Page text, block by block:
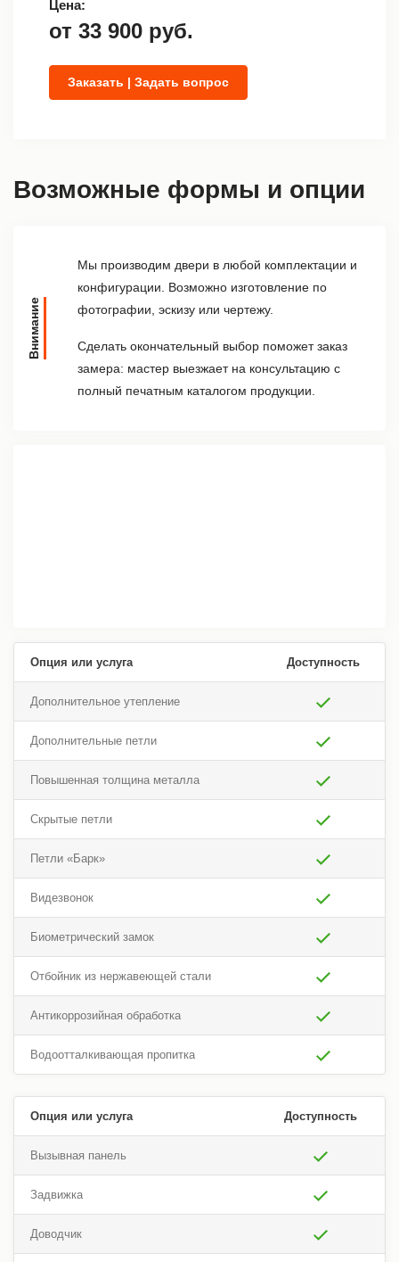
Цена:
от 33 900 руб.
Заказать | Задать вопрос
Возможные формы и опции
Внимание
Мы производим двери в любой комплектации и
конфигурации. Возможно изготовление по
фотографии, эскизу или чертежу.
Сделать окончательный выбор поможет заказ
замера: мастер выезжает на консультацию с
полный печатным каталогом продукции.
Опция или услуга Доступность
Дополнительное утепление
Дополнительные петли
Повышенная толщина металла
Скрытые петли
Петли «Барк»
Видезвонок
Биометрический замок
Отбойник из нержавеющей стали
Антикоррозийная обработка
Водоотталкивающая пропитка
Опция или услуга Доступность
Вызывная панель
Задвижка
Доводчик